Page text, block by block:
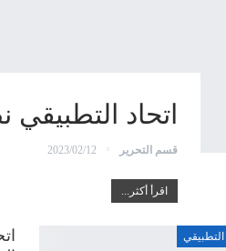
اتحاد
قسم التحرير 2023/02/12
اقرأ أكثر...
التطبيقي